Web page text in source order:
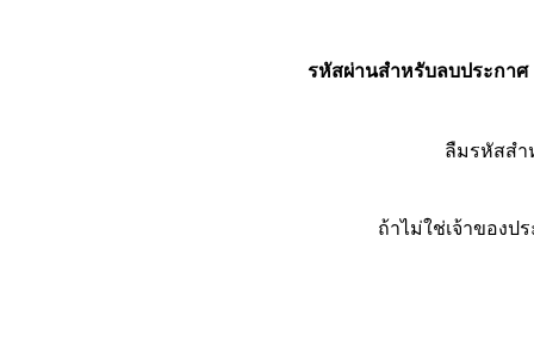
รหัสผ่านสำหรับลบประกาศ
ลืมรหัสส
ถ้าไม่ใช่เจ้าของป